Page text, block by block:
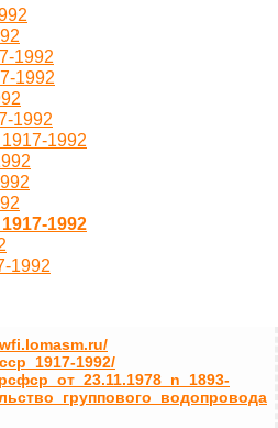
1992
1992
1992
1992
1992
1992
1992/